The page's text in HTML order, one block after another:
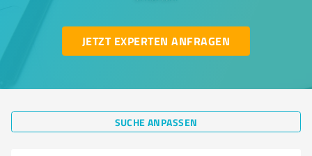
JETZT EXPERTEN ANFRAGEN
SUCHE ANPASSEN